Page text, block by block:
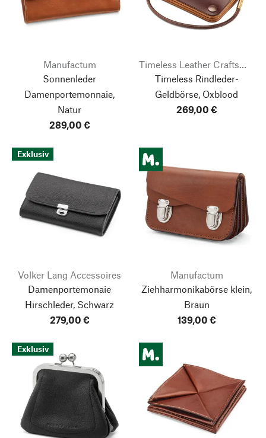
Manufactum
Sonnenleder
Damenportemonnaie,
Natur
289,00 €
Timeless Leather Craftsmanship
Timeless Rindleder-
Geldbörse, Oxblood
269,00 €
Exklusiv
Volker Lang Accessoires
Damenportemonaie
Hirschleder, Schwarz
279,00 €
Manufactum
Ziehharmonikabörse klein,
Braun
139,00 €
Exklusiv